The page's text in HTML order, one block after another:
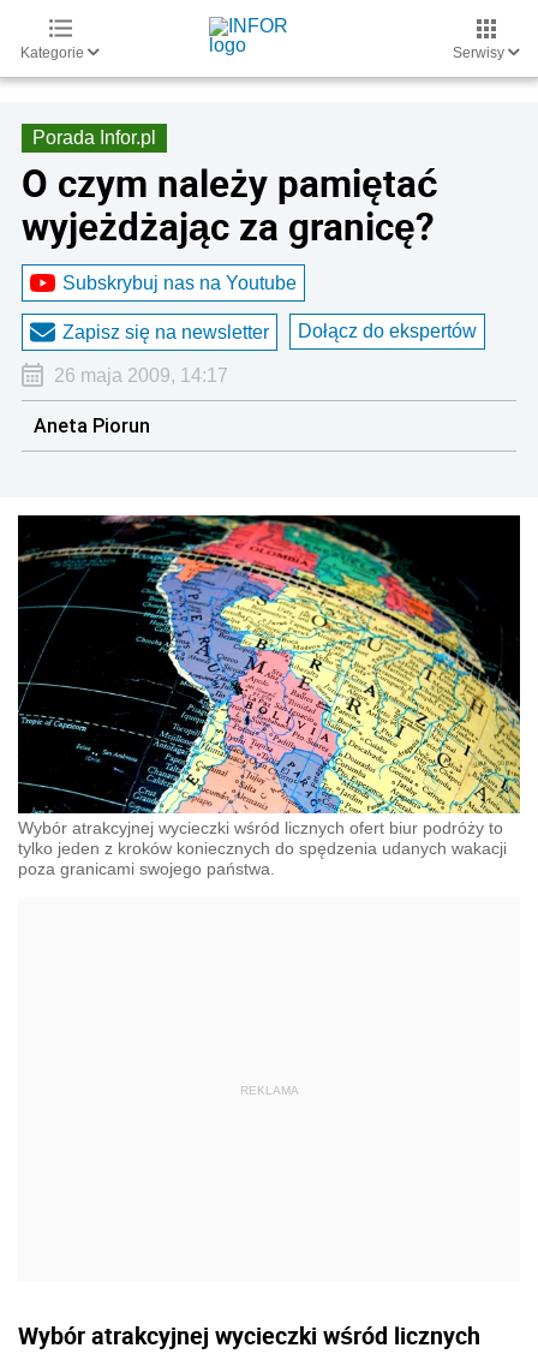
Kategorie Serwisy
Porada Infor.pl
O czym należy pamiętać
wyjeżdżając za granicę?
Subskrybuj nas na Youtube
Zapisz się na newsletter Dołącz do ekspertów
26 maja 2009, 14:17
Aneta Piorun
Wybór atrakcyjnej wycieczki wśród licznych ofert biur podróży to
tylko jeden z kroków koniecznych do spędzenia udanych wakacji
poza granicami swojego państwa.
Wybór atrakcyjnej wycieczki wśród licznych